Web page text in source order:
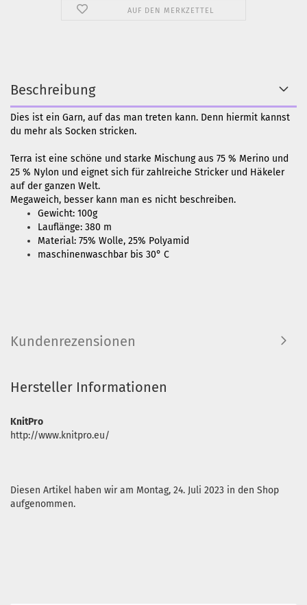
AUF DEN MERKZETTEL
Beschreibung
Dies ist ein Garn, auf das man treten kann. Denn hiermit kannst
du mehr als Socken stricken.
Terra ist eine schöne und starke Mischung aus 75 % Merino und
25 % Nylon und eignet sich für zahlreiche Stricker und Häkeler
auf der ganzen Welt.
Megaweich, besser kann man es nicht beschreiben.
Gewicht: 100g
Lauflänge: 380 m
Material: 75% Wolle, 25% Polyamid
maschinenwaschbar bis 30° C
Kundenrezensionen
Hersteller Informationen
KnitPro
http://www.knitpro.eu/
Diesen Artikel haben wir am Montag, 24. Juli 2023 in den Shop
aufgenommen.